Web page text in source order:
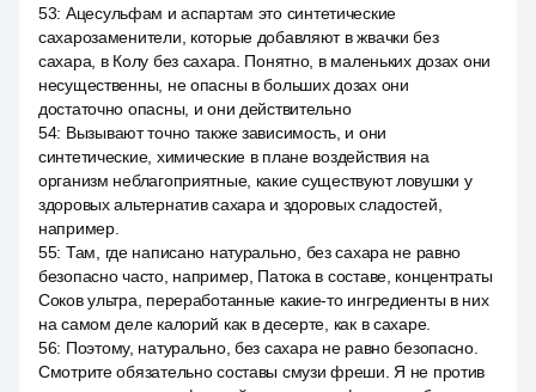
53: Ацесульфам и аспартам это синтетические
сахарозаменители, которые добавляют в жвачки без
сахара, в Колу без сахара. Понятно, в маленьких дозах они
несущественны, не опасны в больших дозах они
достаточно опасны, и они действительно
54: Вызывают точно также зависимость, и они
синтетические, химические в плане воздействия на
организм неблагоприятные, какие существуют ловушки у
здоровых альтернатив сахара и здоровых сладостей,
например.
55: Там, где написано натурально, без сахара не равно
безопасно часто, например, Патока в составе, концентраты
Соков ультра, переработанные какие-то ингредиенты в них
на самом деле калорий как в десерте, как в сахаре.
56: Поэтому, натурально, без сахара не равно безопасно.
Смотрите обязательно составы смузи фреши. Я не против